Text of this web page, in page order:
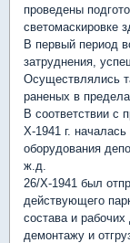
проведены
светомаскировке
В первый период
затруднения,
Осуществлялись
раненых в
В соответствии с
Х-1941 г. началась
оборудования
ж.д.
26/Х-1941 был
действующего
состава и
демонтажу и